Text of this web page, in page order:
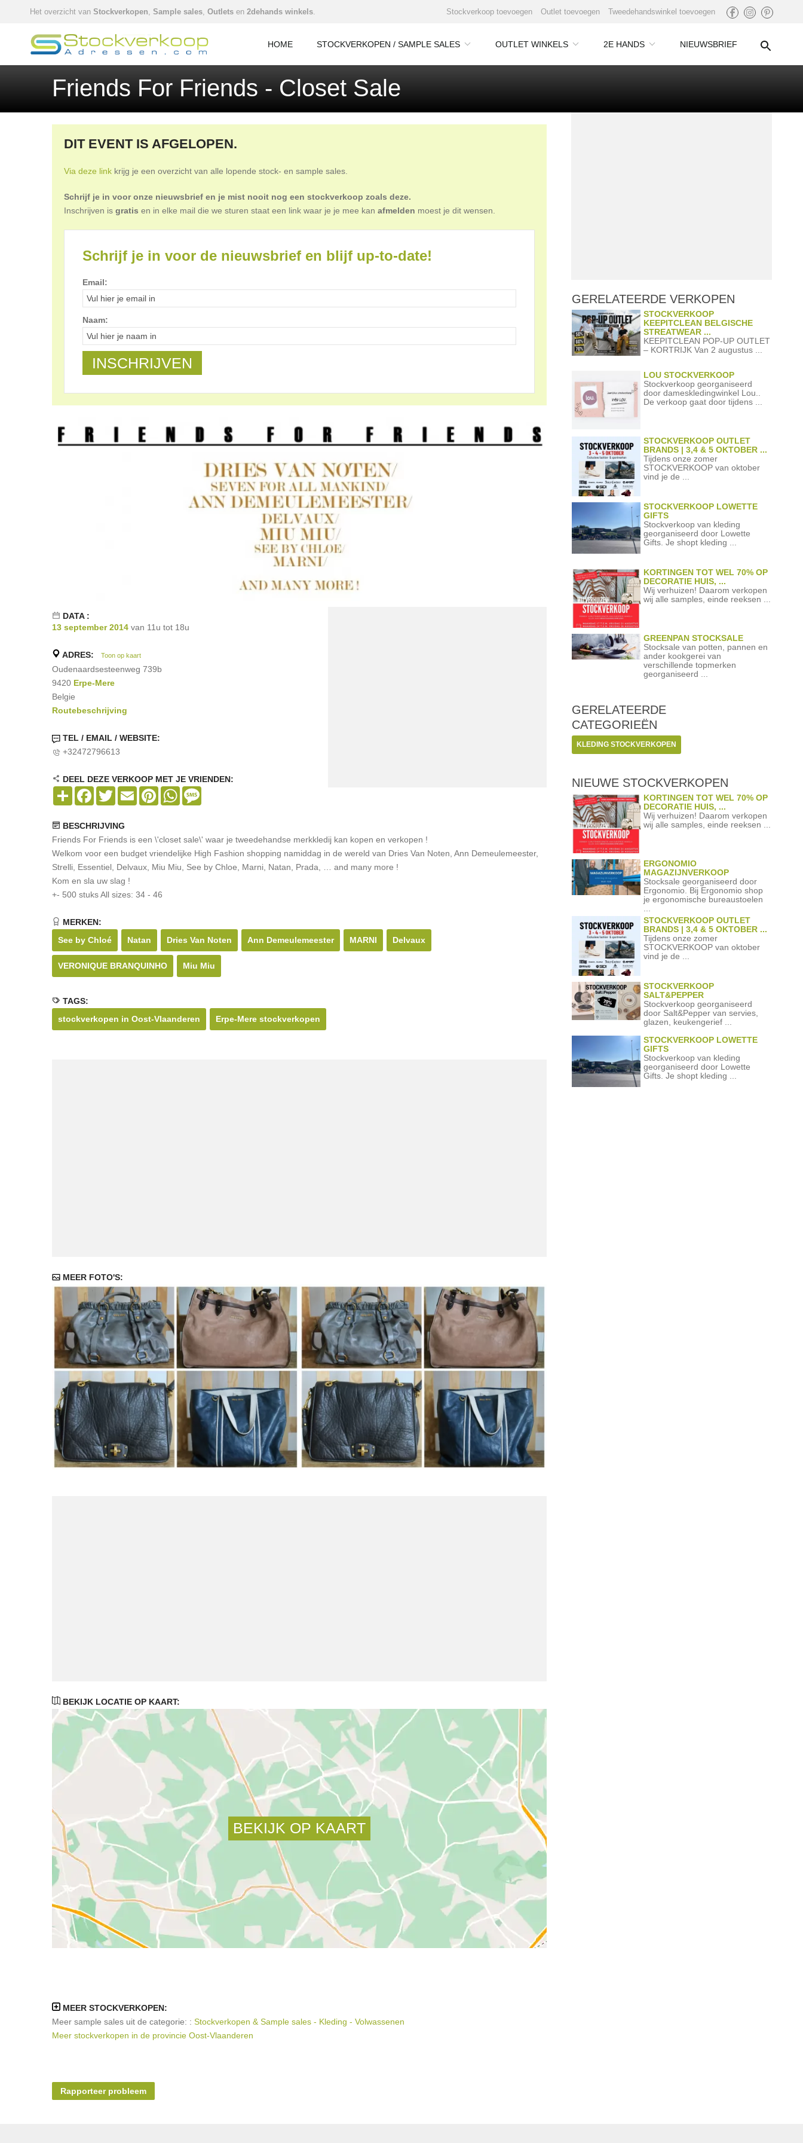
Het overzicht van Stockverkopen, Sample sales, Outlets en 2dehands winkels. Stockverkoop toevoegen Outlet toevoegen Tweedehandswinkel toevoegen
HOME STOCKVERKOPEN / SAMPLE SALES OUTLET WINKELS 2E HANDS NIEUWSBRIEF
Friends For Friends - Closet Sale
DIT EVENT IS AFGELOPEN.
Via deze link krijg je een overzicht van alle lopende stock- en sample sales.
Schrijf je in voor onze nieuwsbrief en je mist nooit nog een stockverkoop zoals deze.
Inschrijven is gratis en in elke mail die we sturen staat een link waar je je mee kan afmelden moest je dit wensen.
Schrijf je in voor de nieuwsbrief en blijf up-to-date!
Email:
Naam:
DATA :
13 september 2014 van 11u tot 18u
ADRES: Toon op kaart
Oudenaardsesteenweg 739b
9420 Erpe-Mere
Belgie
Routebeschrijving
TEL / EMAIL / WEBSITE:
+32472796613
DEEL DEZE VERKOOP MET JE VRIENDEN:
Share Facebook
TwitterEmail PinterestWhatsApp
BESCHRIJVING
Friends For Friends is een \'closet sale\' waar je tweedehandse merkkledij kan kopen en verkopen !
Welkom voor een budget vriendelijke High Fashion shopping namiddag in de wereld van Dries Van Noten, Ann Demeulemeester,
Strelli, Essentiel, Delvaux, Miu Miu, See by Chloe, Marni, Natan, Prada, … and many more !
Kom en sla uw slag !
+- 500 stuks All sizes: 34 - 46
MERKEN:
See by Chloé
Natan Dries Van Noten Ann Demeulemeester MARNI Delvaux
VERONIQUE BRANQUINHO Miu Miu
TAGS:
stockverkopen in Oost-Vlaanderen
Erpe-Mere stockverkopen
MEER FOTO'S:
BEKIJK LOCATIE OP KAART:
MEER STOCKVERKOPEN:
Meer sample sales uit de categorie: : Stockverkopen & Sample sales - Kleding - Volwassenen
Meer stockverkopen in de provincie Oost-Vlaanderen
Rapporteer probleem
GERELATEERDE VERKOPEN
STOCKVERKOOP
KEEPITCLEAN BELGISCHE
STREATWEAR ...
KEEPITCLEAN POP-UP OUTLET
– KORTRIJK Van 2 augustus ...
LOU STOCKVERKOOP
Stockverkoop georganiseerd
door dameskledingwinkel Lou..
De verkoop gaat door tijdens ...
STOCKVERKOOP OUTLET
BRANDS | 3,4 & 5 OKTOBER ...
Tijdens onze zomer
STOCKVERKOOP van oktober
vind je de ...
STOCKVERKOOP LOWETTE
GIFTS
Stockverkoop van kleding
georganiseerd door Lowette
Gifts. Je shopt kleding ...
KORTINGEN TOT WEL 70% OP
DECORATIE HUIS, ...
Wij verhuizen! Daarom verkopen
wij alle samples, einde reeksen ...
GREENPAN STOCKSALE
Stocksale van potten, pannen en
ander kookgerei van
verschillende topmerken
georganiseerd ...
GERELATEERDE
CATEGORIEËN
KLEDING STOCKVERKOPEN
NIEUWE STOCKVERKOPEN
KORTINGEN TOT WEL 70% OP
DECORATIE HUIS, ...
Wij verhuizen! Daarom verkopen
wij alle samples, einde reeksen ...
ERGONOMIO
MAGAZIJNVERKOOP
Stocksale georganiseerd door
Ergonomio. Bij Ergonomio shop
je ergonomische bureaustoelen
STOCKVERKOOP OUTLET
BRANDS | 3,4 & 5 OKTOBER ...
Tijdens onze zomer
STOCKVERKOOP van oktober
vind je de ...
STOCKVERKOOP
SALT&PEPPER
Stockverkoop georganiseerd
door Salt&Pepper van servies,
glazen, keukengerief ...
STOCKVERKOOP LOWETTE
GIFTS
Stockverkoop van kleding
georganiseerd door Lowette
Gifts. Je shopt kleding ...